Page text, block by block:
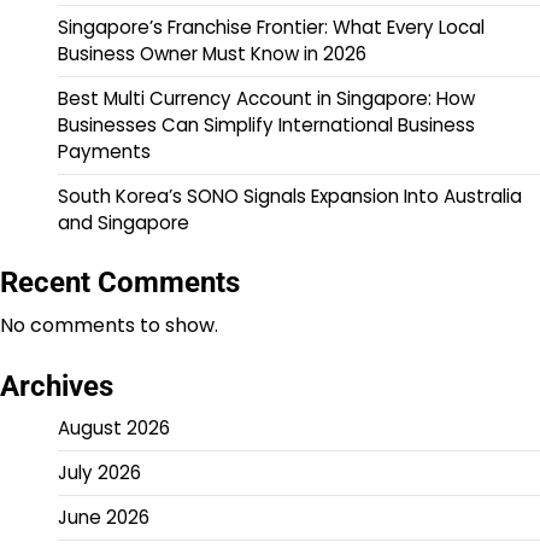
Singapore’s Franchise Frontier: What Every Local
Business Owner Must Know in 2026
Best Multi Currency Account in Singapore: How
Businesses Can Simplify International Business
Payments
South Korea’s SONO Signals Expansion Into Australia
and Singapore
Recent Comments
No comments to show.
Archives
August 2026
July 2026
June 2026